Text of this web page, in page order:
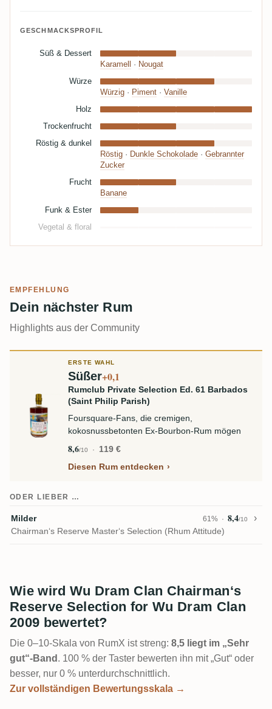
GESCHMACKSPROFIL
Süß & Dessert
Karamell · Nougat
Würze
Würzig · Piment · Vanille
Holz
Trockenfrucht
Röstig & dunkel
Röstig · Dunkle Schokolade · Gebrannter
Zucker
Frucht
Banane
Funk & Ester
Vegetal & floral
EMPFEHLUNG
Dein nächster Rum
Highlights aus der Community
ERSTE WAHL
Süßer+0,1
Rumclub Private Selection Ed. 61 Barbados
(Saint Philip Parish)
Foursquare-Fans, die cremigen,
kokosnussbetonten Ex-Bourbon-Rum mögen
8,6/10
119 €
Diesen Rum entdecken
ODER LIEBER …
Milder 61% 8,4/10
Chairman‘s Reserve Master‘s Selection (Rhum Attitude)
Wie wird Wu Dram Clan Chairman‘s
Reserve Selection for Wu Dram Clan
2009 bewertet?
Die 0–10-Skala von RumX ist streng: 8,5 liegt im „Sehr
gut“-Band . 100 % der Taster bewerten ihn mit „Gut“ oder
besser, nur 0 % unterdurchschnittlich.
Zur vollständigen Bewertungsskala →